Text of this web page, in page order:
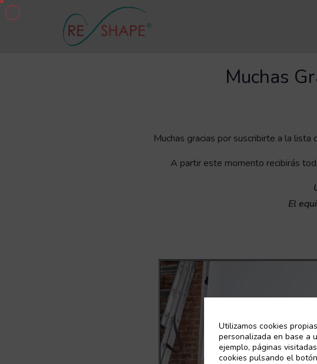
Muchas
Muchas gracias por suscribirte a la
A partir este momento recibirás
El
Utilizamos cookies
personalizada en base a
ejemplo, páginas
cookies pulsando el